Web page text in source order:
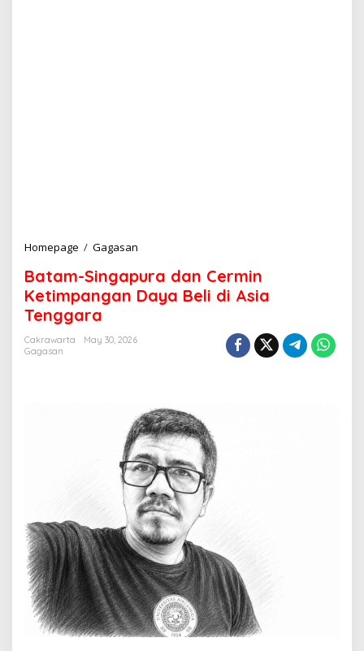
Homepage / Gagasan
t
a
m
u
r
a
d
a
n
C
e
r
m
i
n
K
e
t
i
Batam-Singapura dan Cermin
Ketimpangan Daya Beli di Asia
Tenggara
Cakrawarta
May 30, 2026
Gagasan